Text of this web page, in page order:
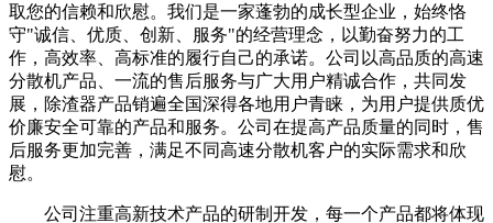
取您的信赖和欣慰。我们是一家蓬勃的成长型企业，始终恪
守"诚信、优质、创新、服务"的经营理念，以勤奋努力的工
作，高效率、高标准的履行自己的承诺。公司以高品质的高速
分散机产品、一流的售后服务与广大用户精诚合作，共同发
展，除渣器产品销遍全国深得各地用户青睐，为用户提供质优
价廉安全可靠的产品和服务。公司在提高产品质量的同时，售
后服务更加完善，满足不同高速分散机客户的实际需求和欣
慰。
公司注重高新技术产品的研制开发，每一个产品都将体现